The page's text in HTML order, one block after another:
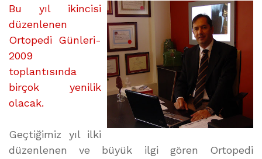
GÜNLERİ
üzerine
Bu yıl ikincisi
düzenlenen
Ortopedi Günleri-
2009
toplantısında
birçok yenilik
olacak.
Geçtiğimiz yıl ilki
düzenlenen ve büyük ilgi gören Ortopedi